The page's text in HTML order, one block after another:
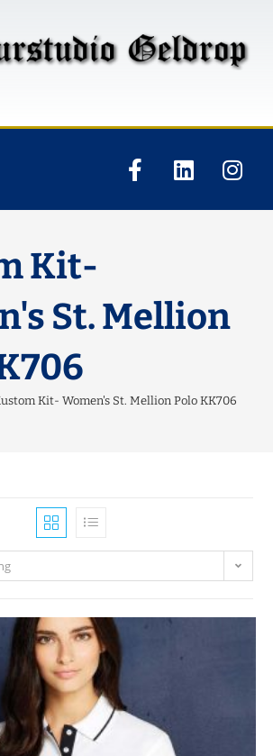
Kit-
St. Mellion
Kit- Women's St. Mellion Polo KK706